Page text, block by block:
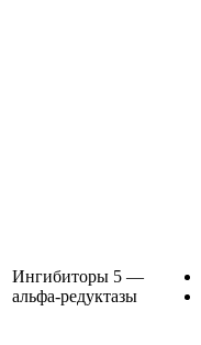
Ингибиторы 5 —
альфа-редуктазы